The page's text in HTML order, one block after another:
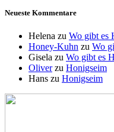
Neueste Kommentare
Helena zu Wo gibt es
Honey-Kuhn zu Wo
Gisela zu Wo gibt es
Oliverzu Honigseim
Hans zu Honigseim